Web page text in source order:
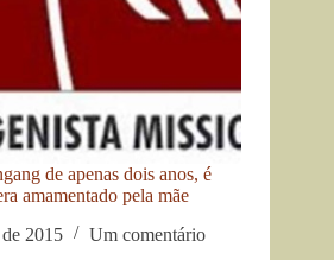
de apenas dois anos, é
amamentado pela mãe
2015
Um comentário